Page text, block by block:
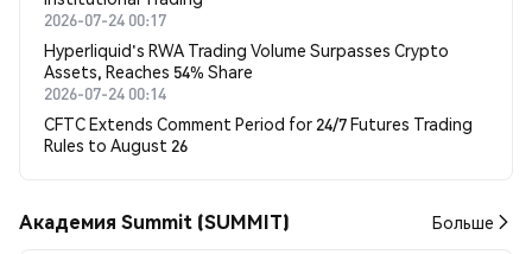
2026-07-24 00:17
Hyperliquid's RWA Trading Volume Surpasses Crypto
Assets, Reaches 54% Share
2026-07-24 00:14
CFTC Extends Comment Period for 24/7 Futures Trading
Rules to August 26
Академия Summit (SUMMIT) Больше